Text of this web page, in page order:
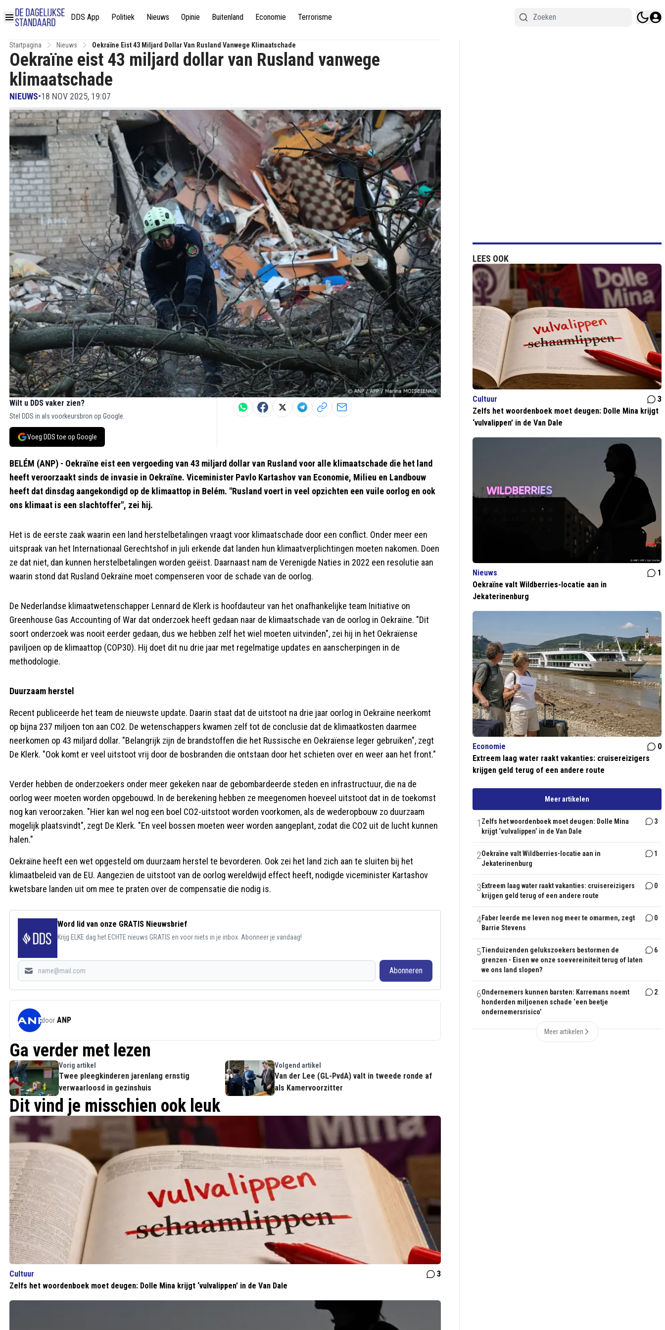
DDS App Politiek Nieuws Opinie Buitenland Economie Terrorisme
Startpagina Nieuws Oekraïne Eist 43 Miljard Dollar Van Rusland Vanwege Klimaatschade
Oekraïne eist 43 miljard dollar van Rusland vanwege
klimaatschade
NIEUWS•18 NOV 2025, 19:07
Wilt u DDS vaker zien?
Stel DDS in als voorkeursbron op Google.
Voeg DDS toe op Google
BELÉM (ANP) - Oekraïne eist een vergoeding van 43 miljard dollar van Rusland voor alle klimaatschade die het land
heeft veroorzaakt sinds de invasie in Oekraïne. Viceminister Pavlo Kartashov van Economie, Milieu en Landbouw
heeft dat dinsdag aangekondigd op de klimaattop in Belém. "Rusland voert in veel opzichten een vuile oorlog en ook
ons ​​klimaat is een slachtoffer", zei hij.
Het is de eerste zaak waarin een land herstelbetalingen vraagt voor klimaatschade door een conflict. Onder meer een
uitspraak van het Internationaal Gerechtshof in juli erkende dat landen hun klimaatverplichtingen moeten nakomen. Doen
ze dat niet, dan kunnen herstelbetalingen worden geëist. Daarnaast nam de Verenigde Naties in 2022 een resolutie aan
waarin stond dat Rusland Oekraïne moet compenseren voor de schade van de oorlog.
De Nederlandse klimaatwetenschapper Lennard de Klerk is hoofdauteur van het onafhankelijke team Initiative on
Greenhouse Gas Accounting of War dat onderzoek heeft gedaan naar de klimaatschade van de oorlog in Oekraïne. "Dit
soort onderzoek was nooit eerder gedaan, dus we hebben zelf het wiel moeten uitvinden", zei hij in het Oekraïense
paviljoen op de klimaattop (COP30). Hij doet dit nu drie jaar met regelmatige updates en aanscherpingen in de
methodologie.
Duurzaam herstel
Recent publiceerde het team de nieuwste update. Daarin staat dat de uitstoot na drie jaar oorlog in Oekraïne neerkomt
op bijna 237 miljoen ton aan CO2. De wetenschappers kwamen zelf tot de conclusie dat de klimaatkosten daarmee
neerkomen op 43 miljard dollar. "Belangrijk zijn de brandstoffen die het Russische en Oekraïense leger gebruiken", zegt
De Klerk. "Ook komt er veel uitstoot vrij door de bosbranden die ontstaan door het schieten over en weer aan het front."
Verder hebben de onderzoekers onder meer gekeken naar de gebombardeerde steden en infrastructuur, die na de
oorlog weer moeten worden opgebouwd. In de berekening hebben ze meegenomen hoeveel uitstoot dat in de toekomst
nog kan veroorzaken. "Hier kan wel nog een boel CO2-uitstoot worden voorkomen, als de wederopbouw zo duurzaam
mogelijk plaatsvindt", zegt De Klerk. "En veel bossen moeten weer worden aangeplant, zodat die CO2 uit de lucht kunnen
halen."
Oekraïne heeft een wet opgesteld om duurzaam herstel te bevorderen. Ook zei het land zich aan te sluiten bij het
klimaatbeleid van de EU. Aangezien de uitstoot van de oorlog wereldwijd effect heeft, nodigde viceminister Kartashov
kwetsbare landen uit om mee te praten over de compensatie die nodig is.
Word lid van onze GRATIS Nieuwsbrief
Krijg ELKE dag het ECHTE nieuws GRATIS en voor niets in je inbox. Abonneer je vandaag!
Abonneren
door ANP
Ga verder met lezen
Vorig artikel
Twee pleegkinderen jarenlang ernstig
verwaarloosd in gezinshuis
Volgend artikel
Van der Lee (GL-PvdA) valt in tweede ronde af
als Kamervoorzitter
Dit vind je misschien ook leuk
Cultuur
3
Zelfs het woordenboek moet deugen: Dolle Mina krijgt ‘vulvalippen’ in de Van Dale
LEES OOK
Cultuur
3
Zelfs het woordenboek moet deugen: Dolle Mina krijgt
‘vulvalippen’ in de Van Dale
Nieuws
1
Oekraïne valt Wildberries-locatie aan in
Jekaterinenburg
Economie
0
Extreem laag water raakt vakanties: cruisereizigers
krijgen geld terug of een andere route
Meer artikelen
1 Zelfs het woordenboek moet deugen: Dolle Mina
krijgt ‘vulvalippen’ in de Van Dale
3
2Oekraïne valt Wildberries-locatie aan in
Jekaterinenburg
1
3 Extreem laag water raakt vakanties: cruisereizigers
krijgen geld terug of een andere route
0
4Faber leerde me leven nog meer te omarmen, zegt
Barrie Stevens
0
5Tienduizenden gelukszoekers bestormen de
grenzen - Eisen we onze soevereiniteit terug of laten
we ons land slopen?
6
6Ondernemers kunnen barsten: Karremans noemt
honderden miljoenen schade ‘een beetje
ondernemersrisico’
2
Meer artikelen